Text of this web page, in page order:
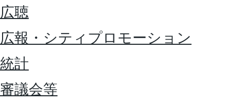
広聴
広報・シティプロモーション
統計
審議会等